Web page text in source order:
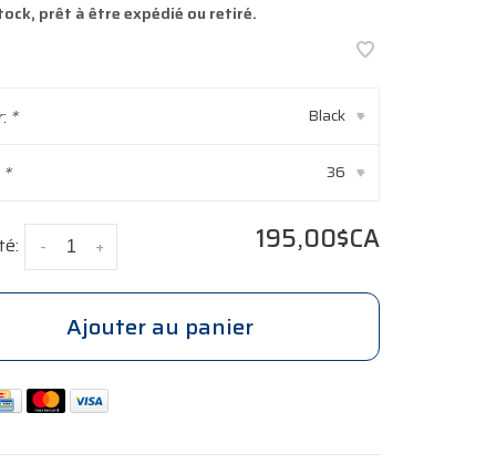
prêt à être expédié ou retiré.
* Black ▾
* 36 ▾
+
- 195,00$CA
Ajouter au panier